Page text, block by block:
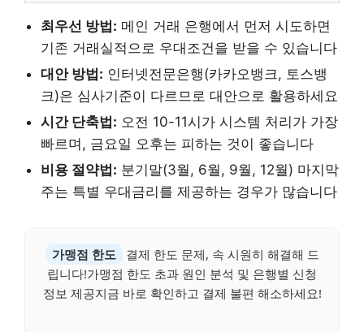
최우선 방법: 메인 거래 은행에서 먼저 시도하면
기존 거래실적으로 우대조건을 받을 수 있습니다
대안 방법: 인터넷전문은행(카카오뱅크, 토스뱅
크)은 심사기준이 다르므로 대안으로 활용하세요
시간 단축법: 오전 10-11시가 시스템 처리가 가장
빠르며, 금요일 오후는 피하는 것이 좋습니다
비용 절약법: 분기말(3월, 6월, 9월, 12월) 마지막
주는 특별 우대금리를 제공하는 경우가 많습니다
가맹점 한도
결제 한도 문제, 속 시원히 해결해 드
립니다!가맹점 한도 초과 원인 분석 및 은행별 신청
정보 제공지금 바로 확인하고 결제 불편 해소하세요!